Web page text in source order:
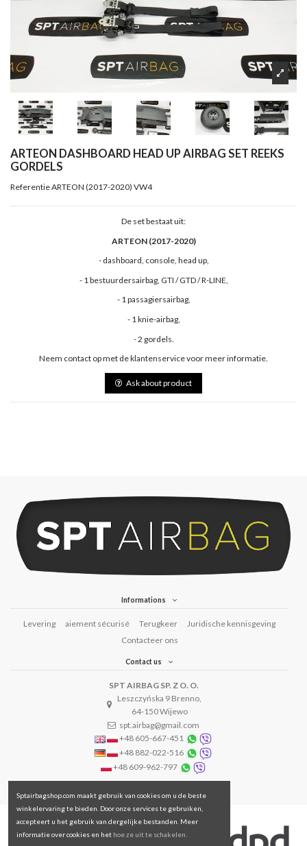
ARTEON DASHBOARD HEAD UP AIRBAG SET REEKS
GORDELS
ReferentieARTEON (2017-2020) VW4
De set bestaat uit:
ARTEON (2017-2020)
- dashboard, console, head up,
- 1 bestuurdersairbag, GTI / GTD / R-LINE,
- 1 passagiersairbag,
- 1 knie-airbag,
- 2 gordels.
Neem contact op met de klantenservice voor meer informatie.
Ask about product
Informations
Levering aiement sécurisé Terugkeer
Juridische kennisgeving
Contacteer ons
Contact us
SPT AIRBAG SP. Z O. O.
Leszczyńska 9 Brenno,
64-150 Wijewo
spt.airbag@gmail.com
+48 605-667-451
+48 882-022-516
+48 609-962-797
Sptairbagshop.com maakt gebruik van cookies om u de beste
winkelervaring te bieden. Door onze services te gebruiken,
accepteert u het gebruik van dergelijke bestanden. Meer
informatie over cookies en het hoe ze uit te schakelen.